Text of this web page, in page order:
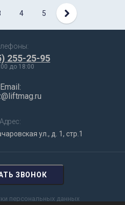
4 5
255-25-95
до 18:00
Email:
Адрес:
ул., д. 1, стр.1
ЗВОНОК
персональных данных